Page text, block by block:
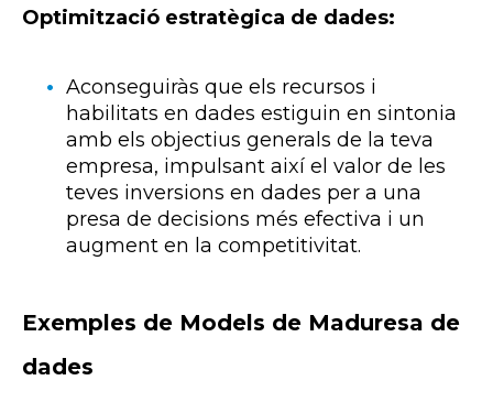
Optimització estratègica de dades:
Aconseguiràs que els recursos i
habilitats en dades estiguin en sintonia
amb els objectius generals de la teva
empresa, impulsant així el valor de les
teves inversions en dades per a una
presa de decisions més efectiva i un
augment en la competitivitat.
Exemples de Models de Maduresa de
dades